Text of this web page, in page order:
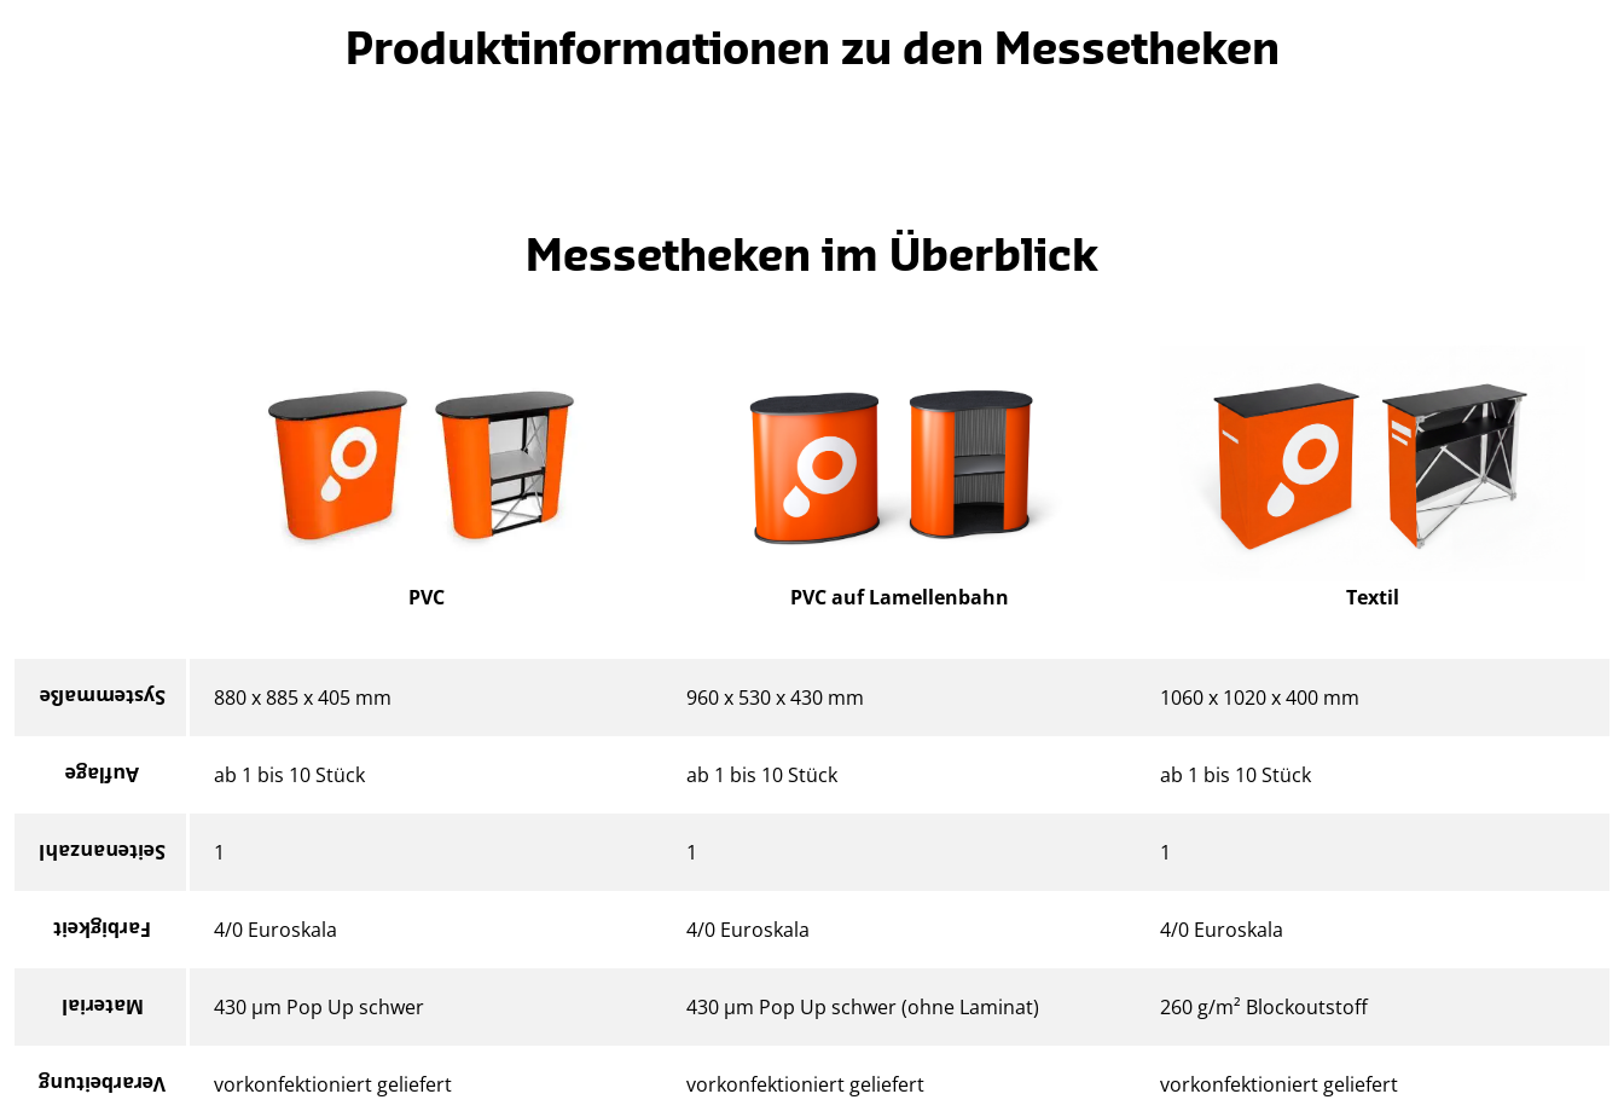
Produktinformationen zu den Messetheken
Messetheken im Überblick
PVC PVC auf Lamellenbahn Textil
Systemmaße 880 x 885 x 405 mm 960 x 530 x 430 mm 1060 x 1020 x 400 mm
Auflage ab 1 bis 10 Stück ab 1 bis 10 Stück ab 1 bis 10 Stück
Seitenanzahl 1 1 1
Farbigkeit 4/0 Euroskala 4/0 Euroskala 4/0 Euroskala
Material 430 µm Pop Up schwer 430 µm Pop Up schwer (ohne Laminat) 260 g/m² Blockoutstoff
Verarbeitung vorkonfektioniert geliefert vorkonfektioniert geliefert vorkonfektioniert geliefert